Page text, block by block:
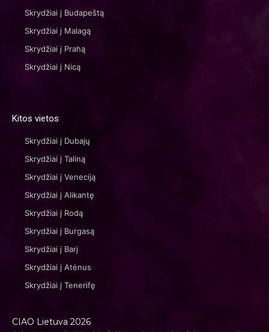
Skrydžiai į Budapeštą
Skrydžiai į Malagą
Skrydžiai į Prahą
Skrydžiai į Nicą
Kitos vietos
Skrydžiai į Dubajų
Skrydžiai į Taliną
Skrydžiai į Veneciją
Skrydžiai į Alikantę
Skrydžiai į Rodą
Skrydžiai į Burgasą
Skrydžiai į Barį
Skrydžiai į Atėnus
Skrydžiai į Tenerifę
CIAO Lietuva 2026